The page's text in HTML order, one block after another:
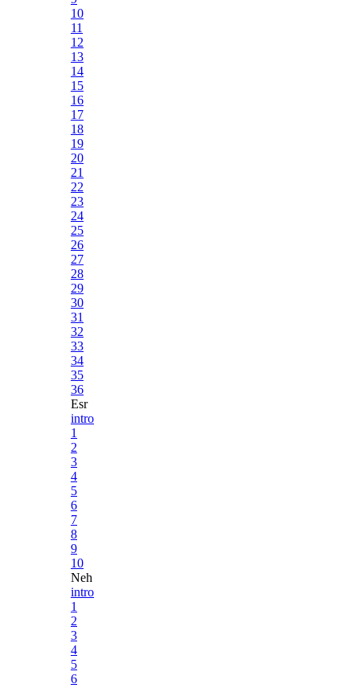
10
11
12
13
14
15
16
17
18
19
20
21
22
23
24
25
26
27
28
29
30
31
32
33
34
35
36
Esr
intro
1
2
3
4
5
6
7
8
9
10
Neh
intro
1
2
3
4
5
6